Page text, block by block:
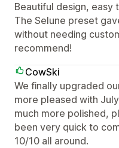
Beautiful design, easy
The Selune preset
without needing
recommend!
CowSki
We finally upgraded
more pleased with
much more polished,
been very quick to
10/10 all around.